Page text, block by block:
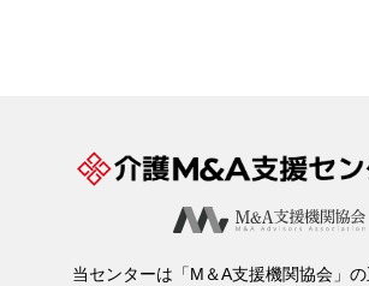
当センターは「M＆A支援機関協会」